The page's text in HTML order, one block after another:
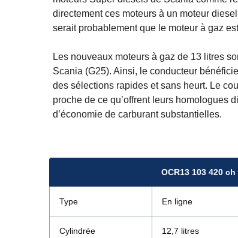
directement ces moteurs à un moteur
serait probablement que le moteur à gaz
Les nouveaux moteurs à gaz de 13 litres
Scania (G25). Ainsi, le conducteur
des sélections rapides et sans heurt. Le
proche de ce qu’offrent leurs homologues
d’économie de carburant substantielles.
OCR13 103 420 ch
Type En ligne
Cylindrée 12,7 litres